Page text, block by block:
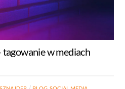
tagowanie w mediach